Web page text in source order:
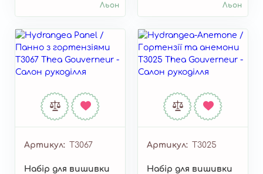
Льон
Льон
Артикул T3067
Набір для вишивки
Артикул T3025
Набір для вишивки